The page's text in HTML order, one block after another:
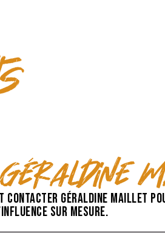
FORTS
Géraldine Maillet
sur mesure.